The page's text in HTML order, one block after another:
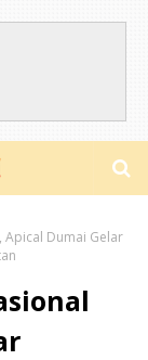
Apical Dumai Gelar